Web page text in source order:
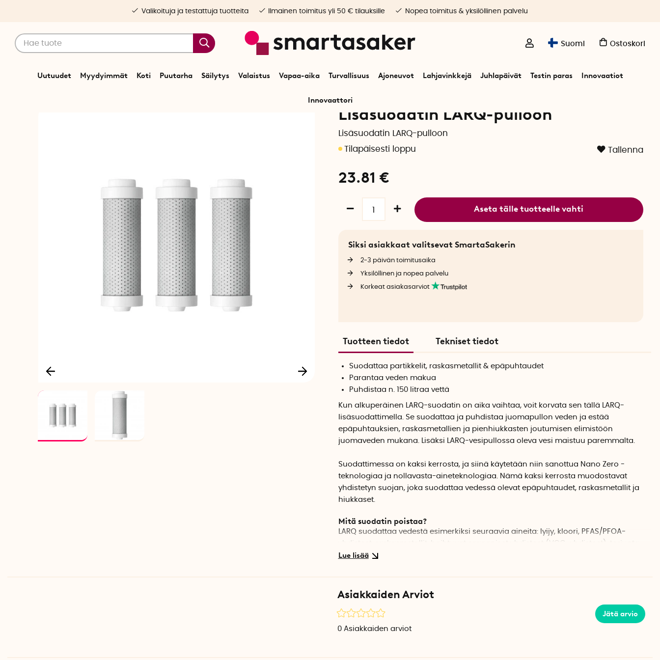
Suomi Ostoskori
Uutuudet Myydyimmät Koti Puutarha Säilytys Valaistus Vapaa-aika Turvallisuus Ajoneuvot Lahjavinkkejä Juhlapäivät Testin paras Innovaatiot
Innovaattori
Valikoituja ja testattuja tuotteita Ilmainen toimitus yli 50 € tilauksille Nopea toimitus & yksilöllinen palvelu
Lisäsuodatin LARQ-pulloon
Lisäsuodatin LARQ-pulloon
Tallenna
23.81 €
Aseta tälle tuotteelle vahti
Siksi asiakkaat valitsevat SmartaSakerin
2-3 päivän toimitusaika
Yksilöllinen ja nopea palvelu
Korkeat asiakasarviot
Tuotteen tiedot Tekniset tiedot
Suodattaa partikkelit, raskasmetallit & epäpuhtaudet
Parantaa veden makua
Puhdistaa n. 150 litraa vettä
Kun alkuperäinen LARQ-suodatin on aika vaihtaa, voit korvata sen tällä LARQ-
lisäsuodattimella. Se suodattaa ja puhdistaa juomapullon veden ja estää
epäpuhtauksien, raskasmetallien ja pienhiukkasten joutumisen elimistöön
juomaveden mukana. Lisäksi LARQ-vesipullossa oleva vesi maistuu paremmalta.
Suodattimessa on kaksi kerrosta, ja siinä käytetään niin sanottua Nano Zero -
teknologiaa ja nollavasta-aineteknologiaa. Nämä kaksi kerrosta muodostavat
yhdistetyn suojan, joka suodattaa vedessä olevat epäpuhtaudet, raskasmetallit ja
hiukkaset.
Mitä suodatin poistaa?
LARQ suodattaa vedestä esimerkiksi seuraavia aineita: lyijy, kloori, PFAS/PFOA-
aineet, elohopea, kadmium, ilmassa kulkeutuvat hiukkaset, rikkakasvien torjunta-
Suodatuskapasiteetti
LARQ-suodattimella voidaan puhdistaa noin 150 litraa vettä. Tämä vastaa noin 300
kertakäyttöistä muovipulloa. Suodatin on vaihdettava 2 kuukauden välein tai kun 150
vesilitraa on puhdistettu. Liota suodatinta noin 2 minuuttia ennen kuin juot pullosta.
Asiakkaiden Arviot
Jätä arvio
0 Asiakkaiden arviot